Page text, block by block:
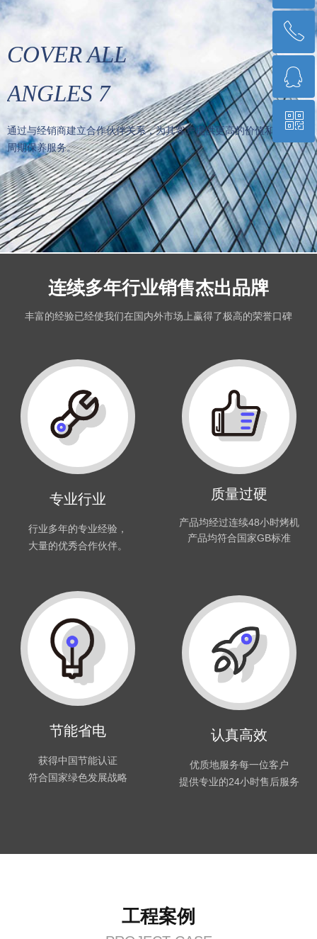
专业行业
行业多年的专业经验，
大量的优秀合作伙伴。
连续多年行业销售杰出品牌
丰富的经验已经使我们在国内外市场上赢得了极高的荣誉口碑
质量过硬
产品均经过连续48小时烤机
产品均符合国家GB标准
节能省电
获得中国节能认证
符合国家绿色发展战略
认真高效
优质地服务每一位客户
提供专业的24小时售后服务
工程案例
COVER ALL
ANGLES 7
通过与经销商建立合作伙伴关系，为其客户提供更高的价值和
全寿命
周期保养服务。
回到顶部
ꂅ
18227623421
ꁗ
QQ客服
ꀥ
微信二维码